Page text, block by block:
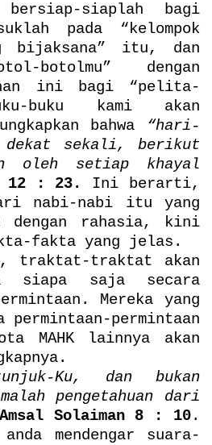
bersiap-siaplah bagi
pada “kelompok
bijaksana” itu, dan
botolmu” dengan
ini bagi “pelita-
buku kami akan
bahwa “hari-
sekali, berikut
oleh setiap khayal
12 : 23.
Ini berarti,
nabi-nabi itu yang
dengan rahasia, kini
fakta yang jelas.
traktat-traktat akan
siapa saja secara
Mereka yang
permintaan-permintaan
MAHK lainnya akan
Ku, dan bukan
pengetahuan dari
Amsal Solaiman 8 : 10.
mendengar suara-